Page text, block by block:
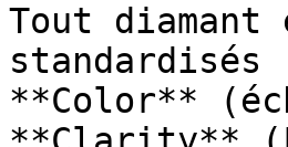
Tout
**Color**